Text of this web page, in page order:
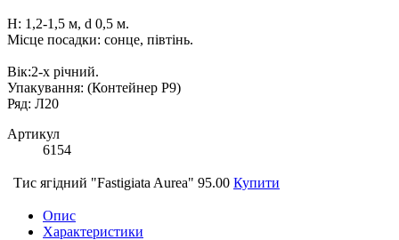
Н: 1,2-1,5 м, d 0,5 м.
Місце посадки: сонце, півтінь.
Вік:2-х річний.
Упакування: (Контейнер P9)
Ряд: Л20
Артикул
6154
Тис ягідний "Fastigiata Aurea" 95.00 Купити
Опис
Характеристики